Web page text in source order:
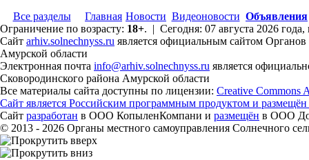
Все разделы Главная Новости Видеоновости Объявления
Ограничение по возрасту: 18+. | Сегодня: 07 августа 2026
Сайт arhiv.solnechnyss.ru является официальным сайтом Органов
Амурской области
Электронная почта info@arhiv.solnechnyss.ru является
Сковородинского района Амурской области
Все материалы сайта доступны по лицензии: Creative Commons
Сайт является Российским программным продуктом и
Сайт разработан в ООО КопыленКомпани и размещён в ООО
© 2013 - 2026 Органы местного самоуправления Солнечного